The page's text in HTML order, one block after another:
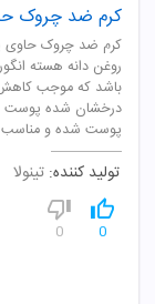
کرم ضد چروک
کرم ضد چروک حاوی
روغن دانه هسته
باشد که موجب
پوست شده و مناسب برای افراد
تولید کننده: تینولا
0
0